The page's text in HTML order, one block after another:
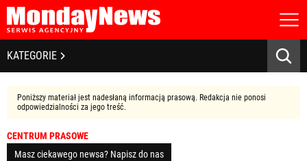
STRONA GŁÓWNA
O NAS
POLITYKA PRYWATNOŚCI
LICENCJA
KONTAKT
KATEGORIE
BIZNES I GOSPODARKA
SPOŁECZEŃSTWO
Poniższy materiał jest nadesłaną informacją prasową. Redakcja nie ponosi
odpowiedzialności za jego treść.
CENTRUM PRASOWE
Masz ciekawego newsa? Napisz do nas